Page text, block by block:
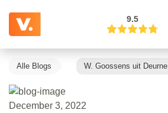
9.5
Alle Blogs W. Goossens uit Deurne
December 3, 2022